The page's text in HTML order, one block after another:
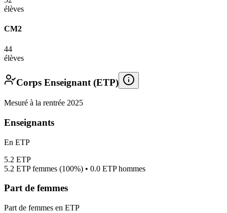
élèves
CM2
44
élèves
Corps Enseignant (ETP)
Mesuré à la rentrée 2025
Enseignants
En ETP
5.2 ETP
5.2 ETP femmes (100%) • 0.0 ETP hommes
Part de femmes
Part de femmes en ETP